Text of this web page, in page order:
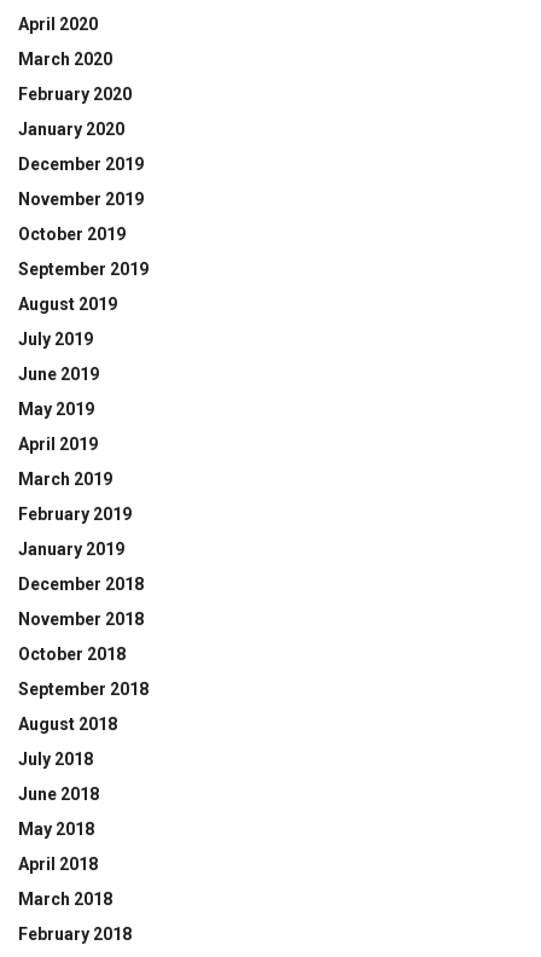
April 2020
March 2020
February 2020
January 2020
December 2019
November 2019
October 2019
September 2019
August 2019
July 2019
June 2019
May 2019
April 2019
March 2019
February 2019
January 2019
December 2018
November 2018
October 2018
September 2018
August 2018
July 2018
June 2018
May 2018
April 2018
March 2018
February 2018